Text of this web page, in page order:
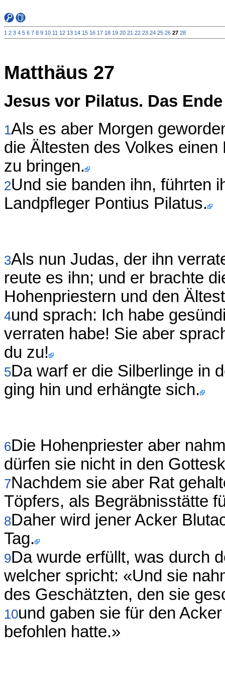
1 2 3 4 5 6 7 8 9 10 11 12 13 14 15 16 17 18 19 20 21 22 23 24 25 26 27 28
Matthäus 27
Jesus vor Pilatus. Das
1Als es aber Morgen
die Ältesten des Volkes
zu bringen.
2Und sie banden ihn, führten
Landpfleger Pontius Pilatus.
3Als nun Judas, der ihn
reute es ihn; und er brachte
Hohenpriestern und den
4und sprach: Ich habe
verraten habe! Sie aber
du zu!
5Da warf er die Silberlinge in
ging hin und erhängte sich.
6Die Hohenpriester aber
dürfen sie nicht in den
7Nachdem sie aber Rat
Töpfers, als Begräbnisstätte
8Daher wird jener Acker
Tag.
9Da wurde erfüllt, was durch
welcher spricht: «Und sie
des Geschätzten, den sie
10und gaben sie für den
befohlen hatte.»